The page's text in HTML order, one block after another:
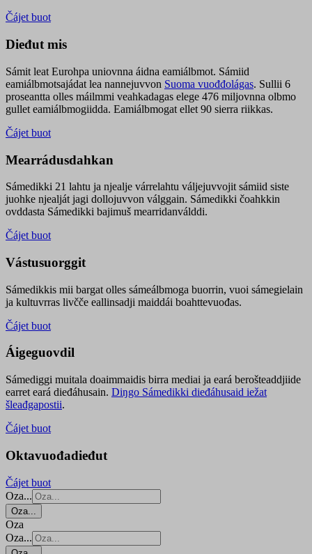
Čájet buot
Dieđut mis
Sámit leat Eurohpa uniovnna áidna eamiálbmot. Sámiid
eamiálbmotsajádat lea nannejuvvon Suoma vuođđolágas. Sullii 6
proseantta olles máilmmi veahkadagas elege 476 miljovnna olbmo
gullet eamiálbmogiidda. Eamiálbmogat ellet 90 sierra riikkas.
Čájet buot
Mearrádusdahkan
Sámedikki 21 lahtu ja njealje várrelahtu váljejuvvojit sámiid siste
juohke njealját jagi dollojuvvon válggain. Sámedikki čoahkkin
ovddasta Sámedikki bajimuš mearridanválddi.
Čájet buot
Vástusuorggit
Sámedikkis mii bargat olles sámeálbmoga buorrin, vuoi sámegielain
ja kultuvrras livčče eallinsadji maiddái boahttevuođas.
Čájet buot
Áigeguovdil
Sámediggi muitala doaimmaidis birra mediai ja eará berošteaddjiide
earret eará dieđáhusain. Diŋgo Sámedikki dieđáhusaid iežat
šleađgapostii.
Čájet buot
Oktavuođadieđut
Čájet buot
Oza...
Oza...
Oza
Oza...